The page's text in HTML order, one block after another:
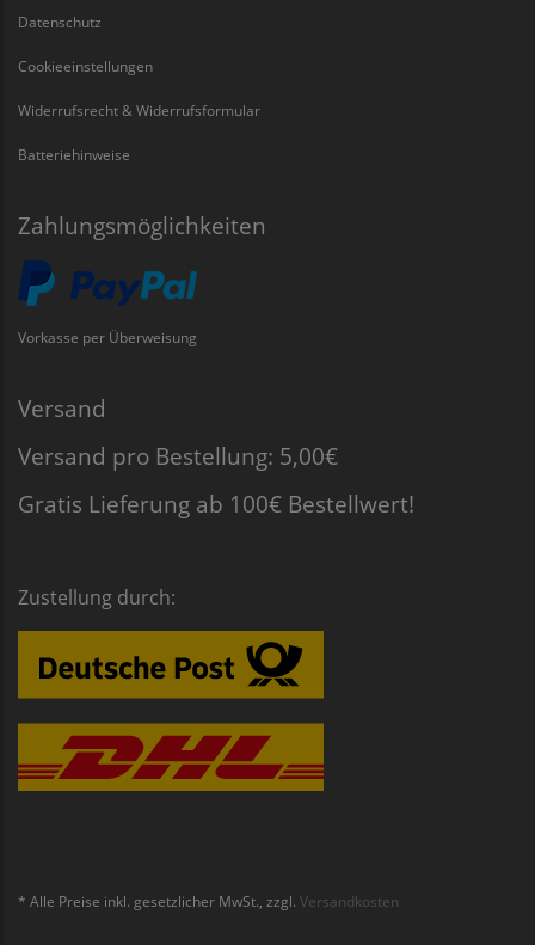
Datenschutz
Cookieeinstellungen
Widerrufsrecht & Widerrufsformular
Batteriehinweise
Zahlungsmöglichkeiten
Vorkasse per Überweisung
Versand
Versand pro Bestellung: 5,00€
Gratis Lieferung ab 100€ Bestellwert!
Zustellung durch:
* Alle Preise inkl. gesetzlicher MwSt., zzgl. Versandkosten